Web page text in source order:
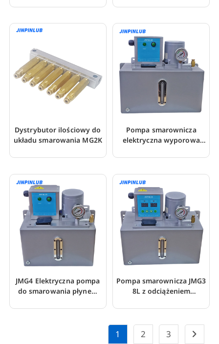
MG
układu smarowania
Dystrybutor ilościowy do
układu smarowania MG2K
Pompa smarownicza
elektryczna wyporowa
JMG4 Elektryczna pompa
do smarowania płynem
Pompa smarownicza JMG3
8L z odciążeniem
1 2 3